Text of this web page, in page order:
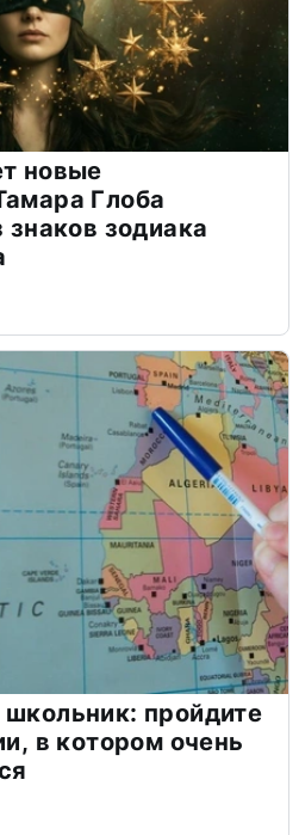
новые
Глоба
знаков зодиака
пройдите
в котором очень